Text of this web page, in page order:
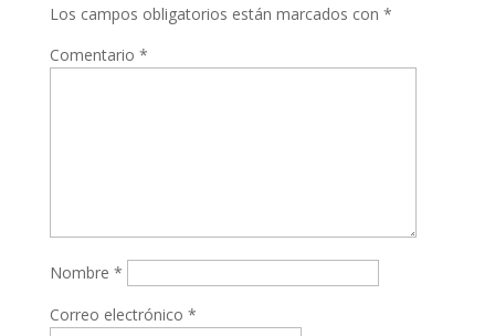
Los campos obligatorios están marcados con *
Comentario *
Nombre *
Correo electrónico *